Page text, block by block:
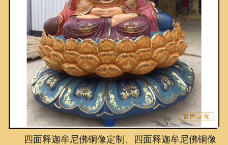
新闻资讯
荣誉资质
泥塑鉴赏
联系我们
四面释迦牟尼佛铜像定制、四面释迦牟尼佛铜像